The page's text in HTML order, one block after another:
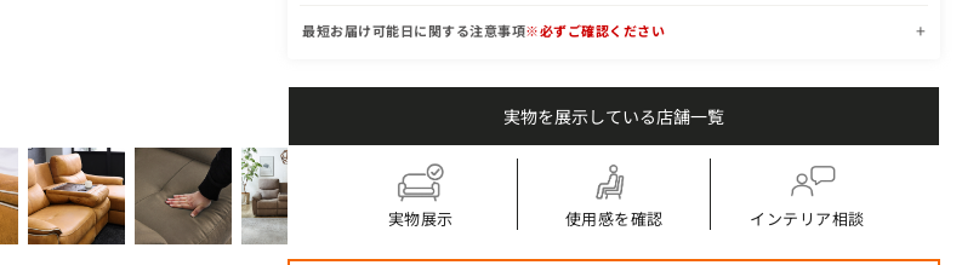
エルドラド 3p
最短お届け可能日に関する注意事項※必ずご確認ください
実物を展示している店舗一覧
実物展示 使用感を確認 インテリア相談